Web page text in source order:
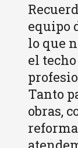
equipo
lo que
el
Tanto
obras,